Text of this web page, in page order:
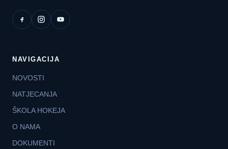
NAVIGACIJA
NOVOSTI
NATJECANJA
ŠKOLA HOKEJA
O NAMA
DOKUMENTI